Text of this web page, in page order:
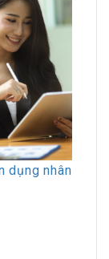
dụng nhân